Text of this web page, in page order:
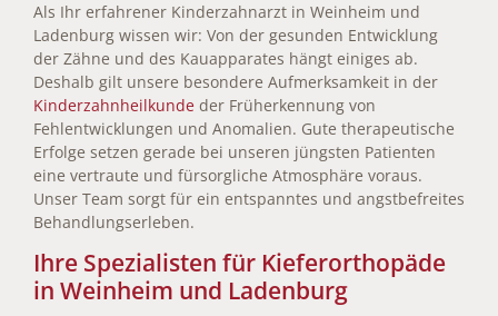
Als Ihr erfahrener Kinderzahnarzt in Weinheim und
Ladenburg wissen wir: Von der gesunden Entwicklung
der Zähne und des Kauapparates hängt einiges ab.
Deshalb gilt unsere besondere Aufmerksamkeit in der
Kinderzahnheilkunde der Früherkennung von
Fehlentwicklungen und Anomalien. Gute therapeutische
Erfolge setzen gerade bei unseren jüngsten Patienten
eine vertraute und fürsorgliche Atmosphäre voraus.
Unser Team sorgt für ein entspanntes und angstbefreites
Behandlungserleben.
Ihre Spezialisten für Kieferorthopäde
in Weinheim und Ladenburg